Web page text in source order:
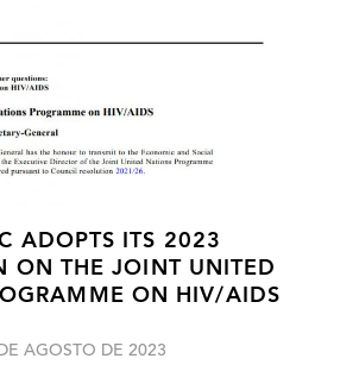
ADOPTS ITS 2023
ON THE JOINT UNITED
ON HIV/AIDS
AGOSTO DE 2023